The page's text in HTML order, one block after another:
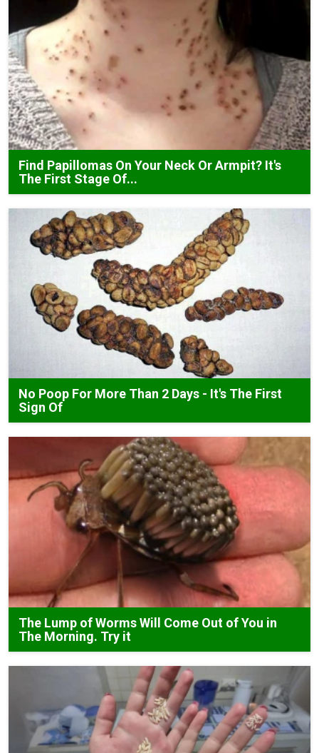
Find Papillomas On Your Neck Or Armpit? It's
The First Stage Of...
No Poop For More Than 2 Days - It's The First
Sign Of
The Lump of Worms Will Come Out of You in
The Morning. Try it